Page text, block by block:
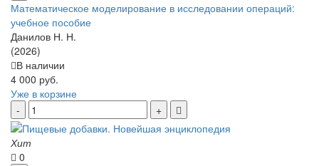
Математическое моделирование в исследовании операций:
учебное пособие
Данилов Н. Н.
(2026)
В наличии
4 000 руб.
Уже в корзине
Хит
0